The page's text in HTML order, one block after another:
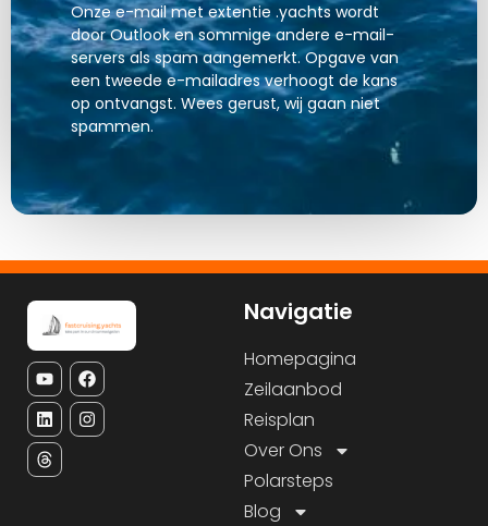
Onze e-mail met extentie .yachts wordt
door Outlook en sommige andere e-mail-
servers als spam aangemerkt. Opgave van
een tweede e-mailadres verhoogt de kans
op ontvangst. Wees gerust, wij gaan niet
spammen.
Navigatie
Homepagina
Zeilaanbod
Reisplan
Over Ons
Polarsteps
Blog